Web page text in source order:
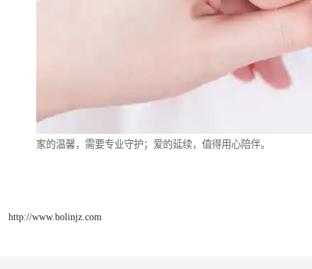
家的温馨，需要专业守护；爱的延续，值得用心陪伴。
http://www.bolinjz.com